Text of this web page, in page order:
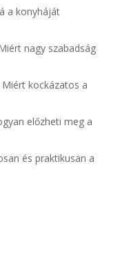
a konyháját
nagy szabadság
kockázatos a
előzheti meg a
és praktikusan a